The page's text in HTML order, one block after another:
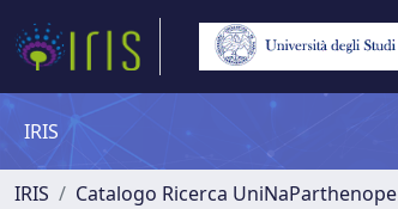
IRIS
IRIS Catalogo Ricerca UniNaParthenope